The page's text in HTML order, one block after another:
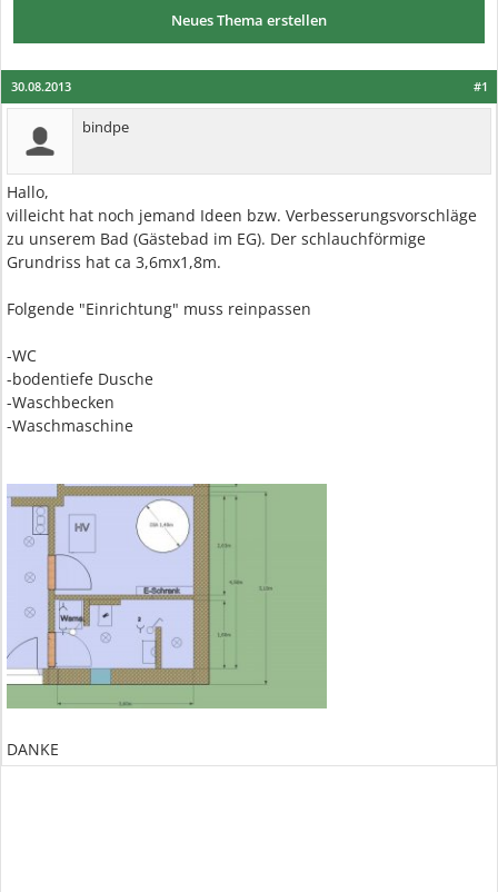
Neues Thema erstellen
#1
30.08.2013
bindpe
Hallo,
villeicht hat noch jemand Ideen bzw. Verbesserungsvorschläge
zu unserem Bad (Gästebad im EG). Der schlauchförmige
Grundriss hat ca 3,6mx1,8m.
Folgende "Einrichtung" muss reinpassen
-WC
-bodentiefe Dusche
-Waschbecken
-Waschmaschine
DANKE